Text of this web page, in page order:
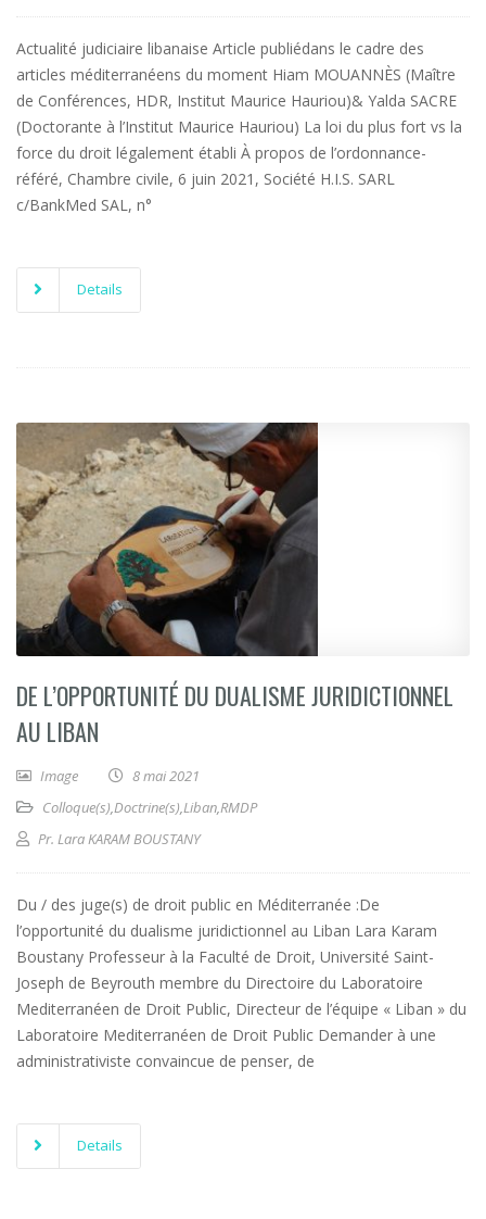
Actualité judiciaire libanaise Article publiédans le cadre des
articles méditerranéens du moment Hiam MOUANNÈS (Maître
de Conférences, HDR, Institut Maurice Hauriou)& Yalda SACRE
(Doctorante à l’Institut Maurice Hauriou) La loi du plus fort vs la
force du droit légalement établi À propos de l’ordonnance-
référé, Chambre civile, 6 juin 2021, Société H.I.S. SARL
c/BankMed SAL, n°
Details
DE L’OPPORTUNITÉ DU DUALISME JURIDICTIONNEL
AU LIBAN
Image
8 mai 2021
Colloque(s),Doctrine(s),Liban,RMDP
Pr. Lara KARAM BOUSTANY
Du / des juge(s) de droit public en Méditerranée :De
l’opportunité du dualisme juridictionnel au Liban Lara Karam
Boustany Professeur à la Faculté de Droit, Université Saint-
Joseph de Beyrouth membre du Directoire du Laboratoire
Mediterranéen de Droit Public, Directeur de l’équipe « Liban » du
Laboratoire Mediterranéen de Droit Public Demander à une
administrativiste convaincue de penser, de
Details